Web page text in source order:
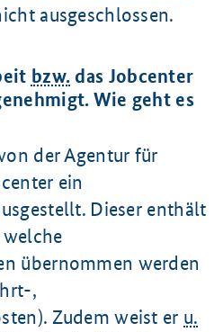
ausgeschlossen.
bzw. das Jobcenter
Wie geht es
der Agentur für
ein
Dieser enthält
welche
übernommen werden
,
Zudem weist er u.